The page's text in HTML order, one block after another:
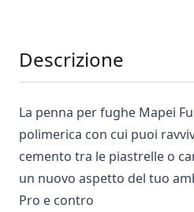
Descrizione
La penna per fughe Mapei
polimerica con cui puoi
cemento tra le piastrelle o
un nuovo aspetto del tuo
Pro e contro